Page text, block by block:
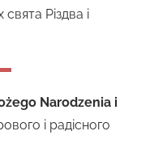
Різдва і
Narodzenia i
і радісного